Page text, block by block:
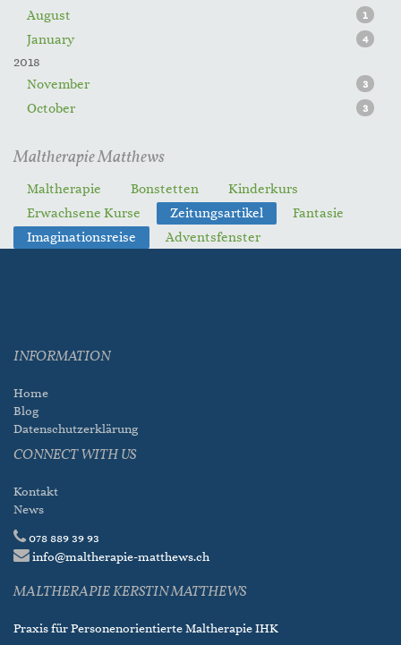
August 1
January 4
2018
November
3
October 3
Maltherapie Matthews
Maltherapie Bonstetten
Kinderkurs
Erwachsene Kurse
Zeitungsartikel
Fantasie
Imaginationsreise
Adventsfenster
INFORMATION
Home
Blog
Datenschutzerklärung
CONNECT WITH US
Kontakt
News
078 889 39 93
info@maltherapie-matthews.ch
MALTHERAPIE KERSTIN MATTHEWS
Praxis für Personenorientierte Maltherapie IHK